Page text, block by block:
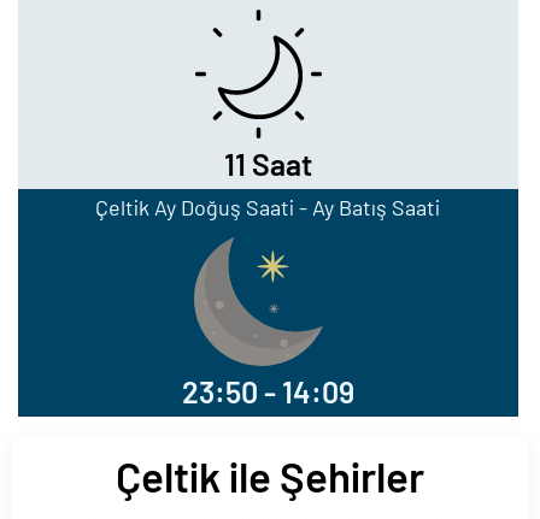
11 Saat
Çeltik Ay Doğuş Saati - Ay Batış Saati
23:50 - 14:09
Çeltik ile Şehirler